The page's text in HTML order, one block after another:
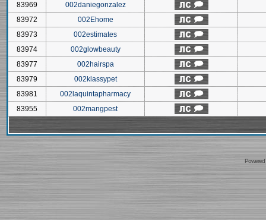
83969
002daniegonzalez
83972
002Ehome
83973
002estimates
83974
002glowbeauty
83977
002hairspa
83979
002klassypet
83981
002laquintapharmacy
83955
002mangpest